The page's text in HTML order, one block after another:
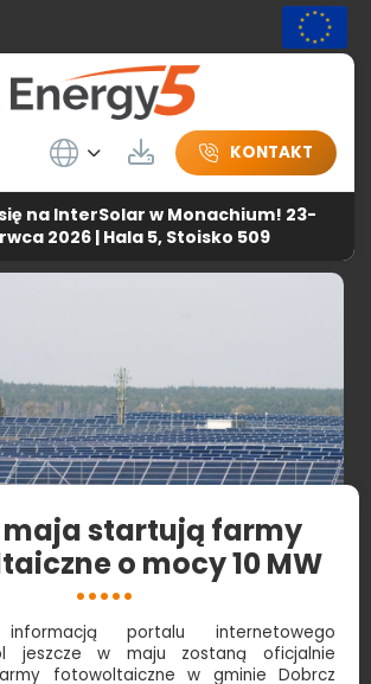
Wybierz język
Do pobraniaKONTAKT
na InterSolar w Monachium! 23-
2026 | Hala 5, Stoisko 509
-29 i 30 maja startują farmy
o mocy 10 MW
maja startują farmy
o mocy 10 MW
portalu internetowego
jeszcze w maju zostaną oficjalnie
fotowoltaiczne w gminie Dobrcz